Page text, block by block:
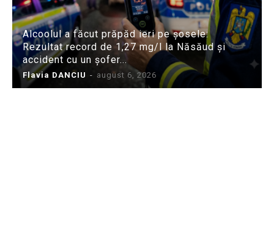
Alcoolul a făcut prăpăd ieri pe șosele:
Rezultat record de 1,27 mg/l la Năsăud și
accident cu un șofer...
Flavia DANCIU - august 6, 2026